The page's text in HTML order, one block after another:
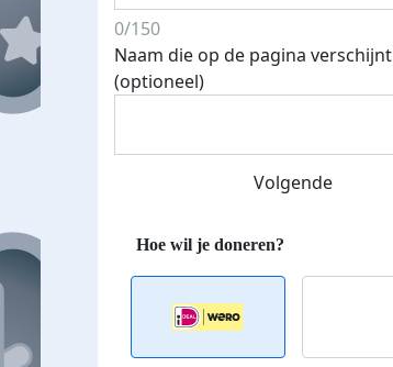
0/150
Naam die op de pagina verschijnt
(optioneel)
Volgende